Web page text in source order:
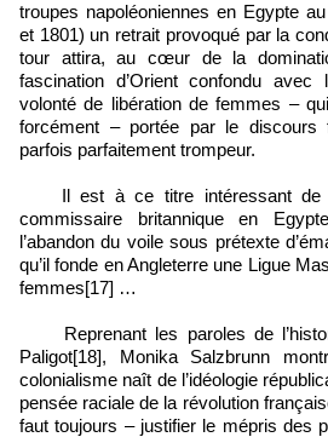
troupes napoléoniennes en Egypte
et 1801) un retrait provoqué par la
tour attira, au cœur de la
fascination d’Orient confondu
volonté de libération de femmes –
forcément – portée par le discours
parfois parfaitement trompeur.
Il est à ce titre intéressant de
commissaire britannique en
l’abandon du voile sous prétexte
qu’il fonde en Angleterre une Ligue
femmes[17] …
Reprenant les paroles de
Paligot[18], Monika Salzbrunn
colonialisme naît de l’idéologie
pensée raciale de la révolution
faut toujours – justifier le mépris des